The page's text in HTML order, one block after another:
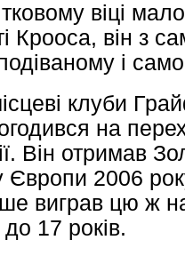
віці
Крооса, він з
і
клуби
на
Він отримав
Європи 2006
виграв цю ж
до 17 років.